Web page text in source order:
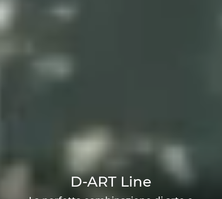
D-ART Line